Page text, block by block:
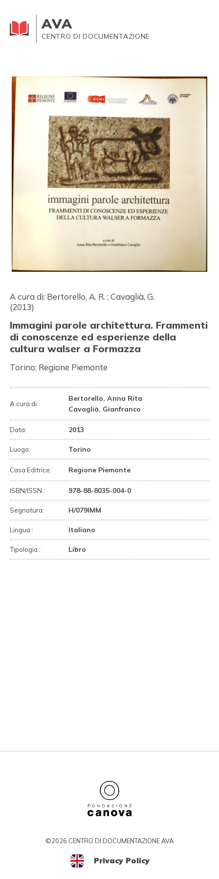
AVA
CENTRO DI DOCUMENTAZIONE
A cura di: Bertorello, A. R. ; Cavaglià, G.
(2013)
Immagini parole architettura. Frammenti
di conoscenze ed esperienze della
cultura walser a Formazza
Torino: Regione Piemonte
A cura di:
Bertorello, Anna Rita
Cavaglià, Gianfranco
Data: 2013
Luogo: Torino
Casa Editrice: Regione Piemonte
ISBN/ISSN : 978-88-8035-004-0
Segnatura: H/079IMM
Lingua : Italiano
Tipologia : Libro
©2026 CENTRO DI DOCUMENTAZIONE AVA
Privacy Policy